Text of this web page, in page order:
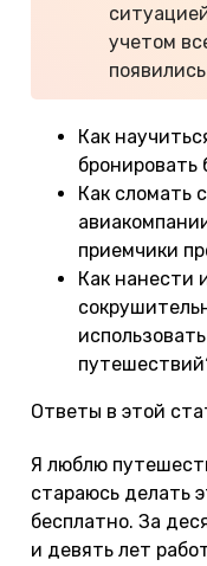
учетом
Как
бронировать
Как сломать
приемчики
Как нанести
Ответы в этой
Я люблю
стараюсь делать
бесплатно. За
и девять лет